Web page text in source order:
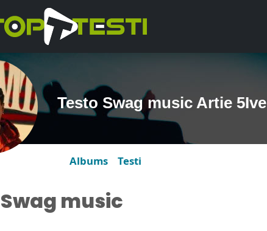
Testo Swag music Artie 5Ive
Albums Testi
Swag music